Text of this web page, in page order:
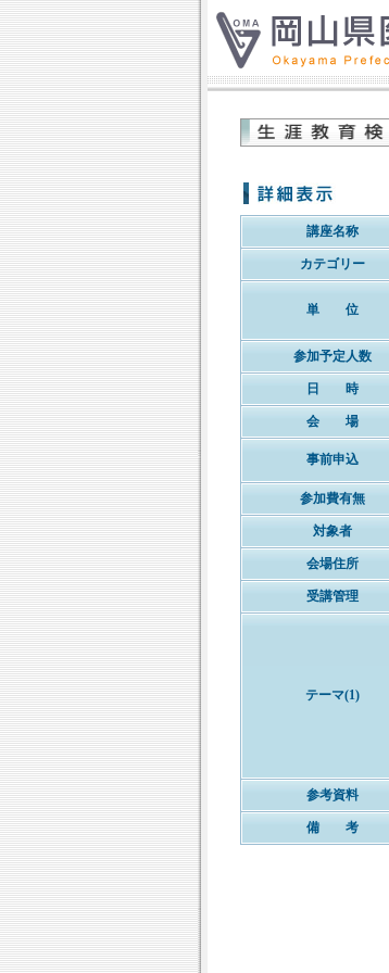
講座名称
カテゴリー
単 位
参加予定人数
日 時
会 場
事前申込
参加費有無
対象者
会場住所
受講管理
テーマ(1)
参考資料
備 考